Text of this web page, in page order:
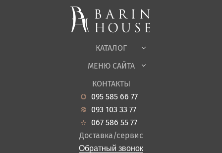
КАТАЛОГ
Корпусная мебель
Офисная мебель
Детская
Садовая мебель
Гостиная
Кухня
Прихожие
Ванная
Акции
МЕНЮ САЙТА
Новости
Гарантия
Кредит
Оплата и доставка
Отзывы
КОНТАКТЫ
095 585 66 77
093 103 33 77
067 586 55 77
Доставка/сервис
Обратный звонок